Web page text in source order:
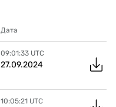
Дата
09:01:33 UTC
27.09.2024
10:05:21 UTC